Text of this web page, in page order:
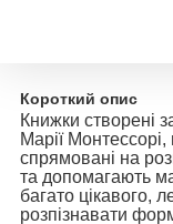
Короткий опис
Книжки створені
Марії Монтессорі,
спрямовані на
та допомагають
багато цікавого,
розпізнавати